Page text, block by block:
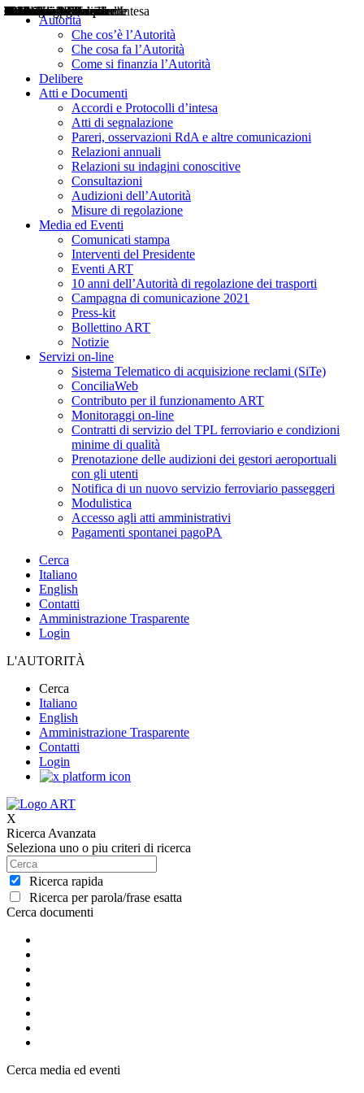
Autorità
Che cos’è l’Autorità
Che cosa fa l’Autorità
Come si finanzia l’Autorità
Delibere
Atti e Documenti
Accordi e Protocolli d’intesa
Atti di segnalazione
Pareri, osservazioni RdA e altre comunicazioni
Relazioni annuali
Relazioni su indagini conoscitive
Consultazioni
Audizioni dell’Autorità
Misure di regolazione
Media ed Eventi
Comunicati stampa
Interventi del Presidente
Eventi ART
10 anni dell’Autorità di regolazione dei trasporti
Campagna di comunicazione 2021
Press-kit
Bollettino ART
Notizie
Servizi on-line
Sistema Telematico di acquisizione reclami (SiTe)
ConciliaWeb
Contributo per il funzionamento ART
Monitoraggi on-line
Contratti di servizio del TPL ferroviario e condizioni
minime di qualità
Prenotazione delle audizioni dei gestori aeroportuali
con gli utenti
Notifica di un nuovo servizio ferroviario passeggeri
Modulistica
Accesso agli atti amministrativi
Pagamenti spontanei pagoPA
Cerca
Italiano
English
Contatti
Amministrazione Trasparente
Login
L'AUTORITÀ
Cerca
Italiano
English
Amministrazione Trasparente
Contatti
Login
X
Ricerca Avanzata
Seleziona uno o piu criteri di ricerca
Ricerca rapida
Ricerca per parola/frase esatta
Cerca documenti
Delibere
Pareri
Consultazioni
Audizioni
Atti di Segnalazione
Accordi e Protocolli d'Intesa
Relazioni annuali
Misure di regolazione
Cerca media ed eventi
Notizie
Comunicati Stampa
Bollettini ART
Convegni ART
Interviste del Presidente
Articoli in primo piano
Interventi del Presidente
2004
2005
2010
2013
2014
2015
2016
2017
2018
2019
202
2020
2021
2022
2023
2024
2025
2026
Aereo
Marittimo
Terrestre